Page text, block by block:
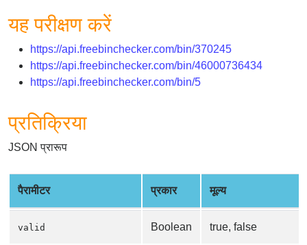
यह परीक्षण करें
https://api.freebinchecker.com/bin/370245
https://api.freebinchecker.com/bin/46000736434
https://api.freebinchecker.com/bin/5
प्रतिक्रिया
JSON प्रारूप
पैरामीटर प्रकार मूल्य
valid Boolean true, false